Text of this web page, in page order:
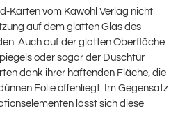
Karten vom Kawohl Verlag nicht
auf dem glatten Glas des
Auch auf der glatten Oberfläche
oder sogar der Duschtür
dank ihrer haftenden Fläche, die
Folie offenliegt. Im Gegensatz
lässt sich diese